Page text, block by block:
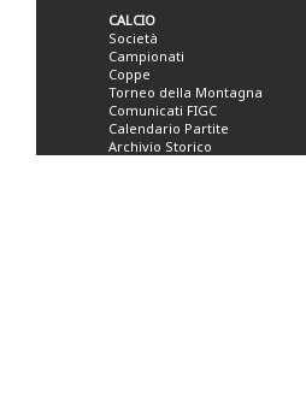
CALCIO
Società
Campionati
Coppe
Torneo della Montagna
Comunicati FIGC
Calendario Partite
Archivio Storico